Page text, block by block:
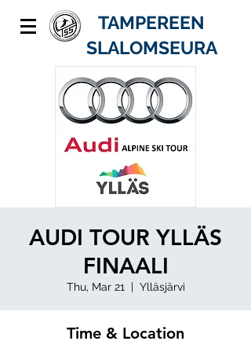
TAMPEREEN
SLALOMSEURA
AUDI TOUR YLLÄS
FINAALI
Thu, Mar 21
  |
Ylläsjärvi
Time & Location